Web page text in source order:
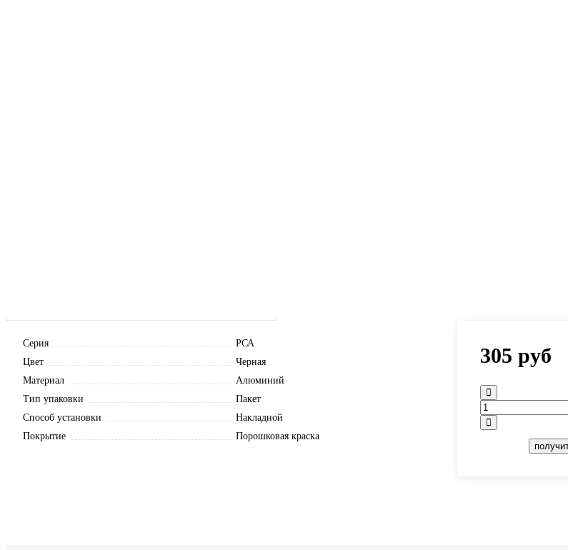
Серия
РСА
Цвет
Черная
Материал
Алюминий
Тип упаковки
Пакет
Способ установки
Накладной
Покрытие
Порошковая краска
305 руб